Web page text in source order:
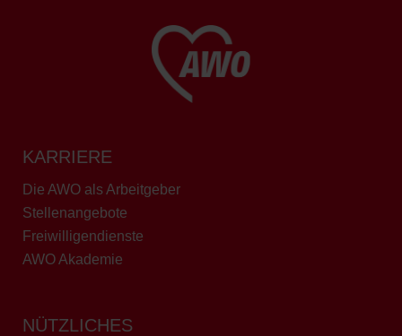
KARRIERE
Die AWO als Arbeitgeber
Stellenangebote
Freiwilligendienste
AWO Akademie
NÜTZLICHES